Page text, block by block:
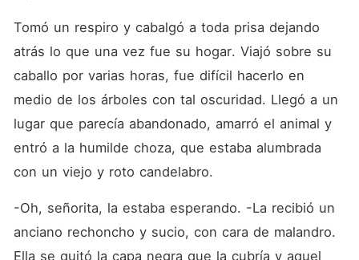
Tomó un respiro y cabalgó a toda prisa dejando
atrás lo que una vez fue su hogar. Viajó sobre su
caballo por varias horas, fue difícil hacerlo en
medio de los árboles con tal oscuridad. Llegó a un
lugar que parecía abandonado, amarró el animal y
entró a la humilde choza, que estaba alumbrada
con un viejo y roto candelabro.
-Oh, señorita, la estaba esperando. -La recibió un
anciano rechoncho y sucio, con cara de malandro.
Ella se quitó la capa negra que la cubría y aquel